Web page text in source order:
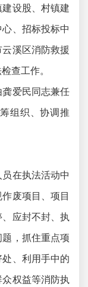
设股、村镇建
、招标投标中
溪区消防救援
查工作。
爱民同志兼任
组织、协调推
在执法活动中
废项目、项目
应封不封、执
，抓住重点项
、利用手中的
权益等消防执